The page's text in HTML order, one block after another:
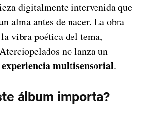
digitalmente intervenida que
alma antes de nacer. La obra
vibra poética del tema,
no lanza un
multisensorial.
álbum importa?